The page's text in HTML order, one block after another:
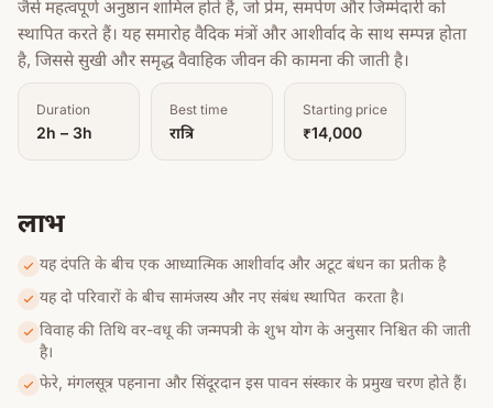
जैसे महत्वपूर्ण अनुष्ठान शामिल होते हैं, जो प्रेम, समर्पण और जिम्मेदारी को
स्थापित करते हैं। यह समारोह वैदिक मंत्रों और आशीर्वाद के साथ सम्पन्न होता
है, जिससे सुखी और समृद्ध वैवाहिक जीवन की कामना की जाती है।
Duration
2h – 3h
Best time
रात्रि
Starting price
₹14,000
लाभ
यह दंपति के बीच एक आध्यात्मिक आशीर्वाद और अटूट बंधन का प्रतीक है
यह दो परिवारों के बीच सामंजस्य और नए संबंध स्थापित करता है।
विवाह की तिथि वर-वधू की जन्मपत्री के शुभ योग के अनुसार निश्चित की जाती
है।
फेरे, मंगलसूत्र पहनाना और सिंदूरदान इस पावन संस्कार के प्रमुख चरण होते हैं।